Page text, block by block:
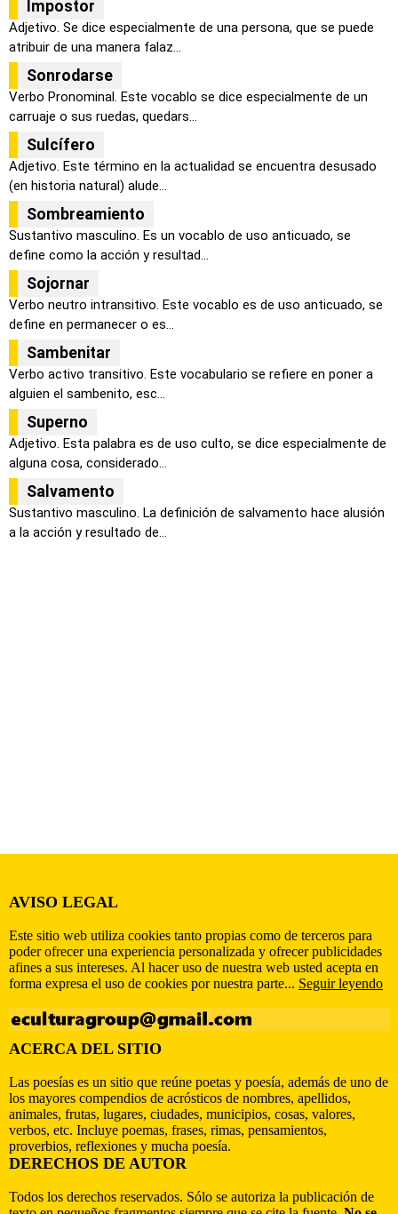
Impostor
Adjetivo. Se dice especialmente de una persona, que se puede
atribuir de una manera falaz...
Sonrodarse
Verbo Pronominal. Este vocablo se dice especialmente de un
carruaje o sus ruedas, quedars...
Sulcífero
Adjetivo. Este término en la actualidad se encuentra desusado
(en historia natural) alude...
Sombreamiento
Sustantivo masculino. Es un vocablo de uso anticuado, se
define como la acción y resultad...
Sojornar
Verbo neutro intransitivo. Este vocablo es de uso anticuado, se
define en permanecer o es...
Sambenitar
Verbo activo transitivo. Este vocabulario se refiere en poner a
alguien el sambenito, esc...
Superno
Adjetivo. Esta palabra es de uso culto, se dice especialmente de
alguna cosa, considerado...
Salvamento
Sustantivo masculino. La definición de salvamento hace alusión
a la acción y resultado de...
AVISO LEGAL
Este sitio web utiliza cookies tanto propias como de terceros para
poder ofrecer una experiencia personalizada y ofrecer publicidades
afines a sus intereses. Al hacer uso de nuestra web usted acepta en
forma expresa el uso de cookies por nuestra parte... Seguir leyendo
ACERCA DEL SITIO
Las poesías es un sitio que reúne poetas y poesía, además de uno de
los mayores compendios de acrósticos de nombres, apellidos,
animales, frutas, lugares, ciudades, municipios, cosas, valores,
verbos, etc. Incluye poemas, frases, rimas, pensamientos,
proverbios, reflexiones y mucha poesía.
DERECHOS DE AUTOR
Todos los derechos reservados. Sólo se autoriza la publicación de